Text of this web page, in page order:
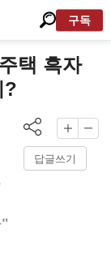
구독
택 흑자
?
답글쓰기
"